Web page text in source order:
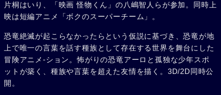
片桐はいり、「映画 怪物くん」の八嶋智人らが参加。同時上
映は短編アニメ「ボクのスーパーチーム」。
恐竜絶滅が起こらなかったらという仮説に基づき、恐竜が地
上で唯一の言葉を話す種族として存在する世界を舞台にした
冒険アニメ-ション。怖がりの恐竜アーロと孤独な少年スポ
ットが築く、種族や言葉を超えた友情を描く。3D/2D同時公
開。